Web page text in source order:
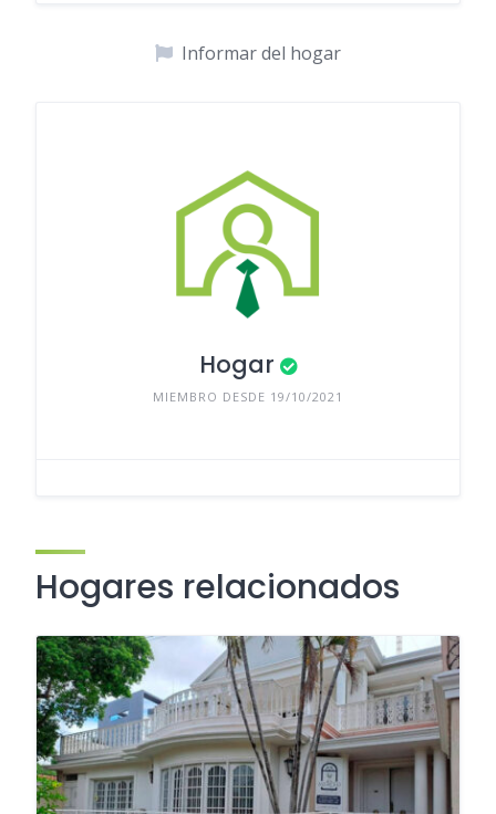
Informar del hogar
Hogar
MIEMBRO DESDE 19/10/2021
Hogares relacionados